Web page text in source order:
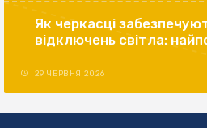
Як черкасці
відключень світла:
29 ЧЕРВНЯ 2026